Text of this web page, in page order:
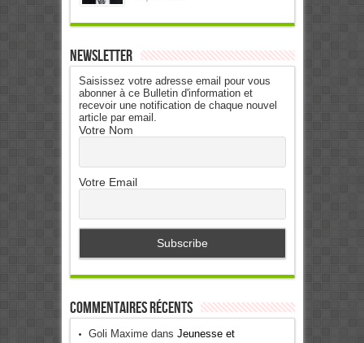
Newsletter
Saisissez votre adresse email pour vous
abonner à ce Bulletin d'information et
recevoir une notification de chaque nouvel
article par email.
Votre Nom
Votre Email
Commentaires récents
Goli Maximedans Jeunesse et